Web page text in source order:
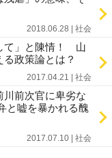
2018.06.28 | 社会
て」と陳情！ 山
政策論とは？
2017.04.21 | 社会
川前次官に卑劣な
と嘘を暴かれる醜
2017.07.10 | 社会